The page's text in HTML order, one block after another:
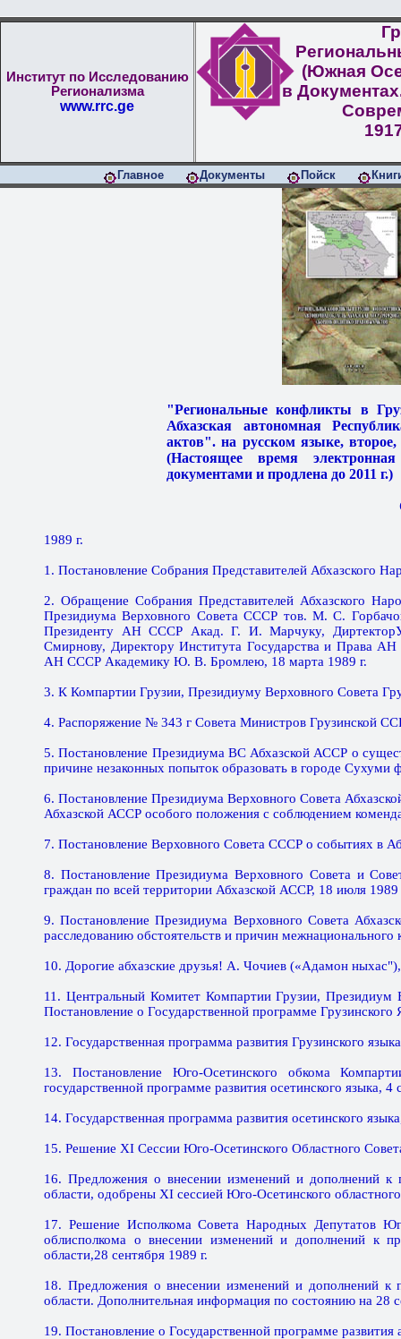
Институт по Исследованию
Регионализма
www.rrc.ge
(Южная
в
Главное Документы Пойск
"Региональные конфликты в
Абхазская автономная
актов". на русском языке, второе,
(Настоящее время
документами и продлена до 2011 г.)
1989 г.
1. Постановление Собрания Представителей Абхазского
2. Обращение Собрания Представителей Абхазского
Президиума Верховного Совета СССР тов. М. С.
Президенту АН СССР Акад. Г. И. Марчуку,
Смирнову, Директору Института Государства и Права
АН СССР Академику Ю. В. Бромлею, 18 марта 1989 г.
3. К Компартии Грузии, Президиуму Верховного Совета
4. Распоряжение № 343 г Совета Министров Грузинской
5. Постановление Президиума ВС Абхазской АССР о
причине незаконных попыток образовать в городе Сухуми
6. Постановление Президиума Верховного Совета
Абхазской АССР особого положения с соблюдением
7. Постановление Верховного Совета СССР о событиях в
8. Постановление Президиума Верховного Совета и
граждан по всей территории Абхазской АССР, 18 июля 1989
9. Постановление Президиума Верховного Совета
расследованию обстоятельств и причин
10. Дорогие абхазские друзья! А. Чочиев («Адамон ныхас"),
11. Центральный Комитет Компартии Грузии, Президиум
Постановление о Государственной программе Грузинского
12. Государственная программа развития Грузинского
13. Постановление Юго-Осетинского обкома
государственной программе развития осетинского языка, 4
14. Государственная программа развития осетинского
15. Решение XI Сессии Юго-Осетинского Областного
16. Предложения о внесении изменений и дополнений
области, одобрены XI сессией Юго-Осетинского
17. Решение Исполкома Совета Народных Депутатов
облисполкома о внесении изменений и дополнений к
области,28 сентября 1989 г.
18. Предложения о внесении изменений и дополнений
области. Дополнительная информация по состоянию на 28
19. Постановление о Государственной программе развития